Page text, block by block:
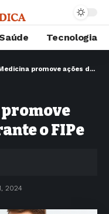
Tecnologia
promove ações de saúde durante o FIPe
o FIPe
2024